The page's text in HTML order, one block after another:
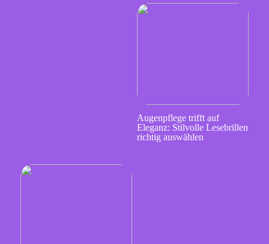
Augenpflege trifft auf
Eleganz: Stilvolle Lesebrillen
richtig auswählen